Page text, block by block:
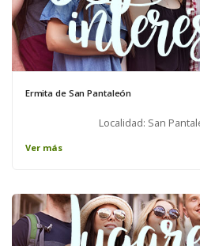
Ermita de San Pantaleón
Localidad: San
Ver más